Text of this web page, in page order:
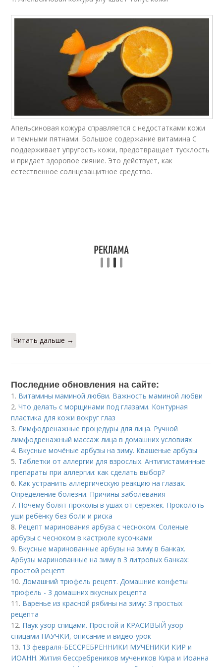
Апельсиновая кожура справляется с недостатками кожи
и темными пятнами. Большое содержание витамина С
поддерживает упругость кожи, предотвращает тусклость
и придает здоровое сияние. Это действует, как
естественное солнцезащитное средство.
Читать дальше →
Последние обновления на сайте:
1. Витамины маминой любви. Важность маминой любви
2.Что делать с морщинами под глазами. Контурная
пластика для кожи вокруг глаз
3.Лимфодренажные процедуры для лица. Ручной
лимфодренажный массаж лица в домашних условиях
4. Вкусные мочёные арбузы на зиму. Квашеные арбузы
5. Таблетки от аллергии для взрослых. Антигистаминные
препараты при аллергии: как сделать выбор?
6. Как устранить аллергическую реакцию на глазах.
Определение болезни. Причины заболевания
7. Почему болят проколы в ушах от сережек. Проколоть
уши ребёнку без боли и риска
8. Рецепт маринования арбуза с чесноком. Соленые
арбузы с чесноком в кастрюле кусочками
9. Вкусные маринованные арбузы на зиму в банках.
Арбузы маринованные на зиму в 3 литровых банках:
простой рецепт
10.Домашний трюфель рецепт. Домашние конфеты
трюфель - 3 домашних вкусных рецепта
11. Варенье из красной рябины на зиму: 3 простых
рецепта
12. Паук узор спицами. Простой и КРАСИВЫЙ узор
спицами ПАУЧКИ, описание и видео-урок
13. 13 февраля-БЕССРЕБРЕННИКИ МУЧЕНИКИ КИР и
ИОАНН. Жития бессребреников мучеников Кира и Иоанна